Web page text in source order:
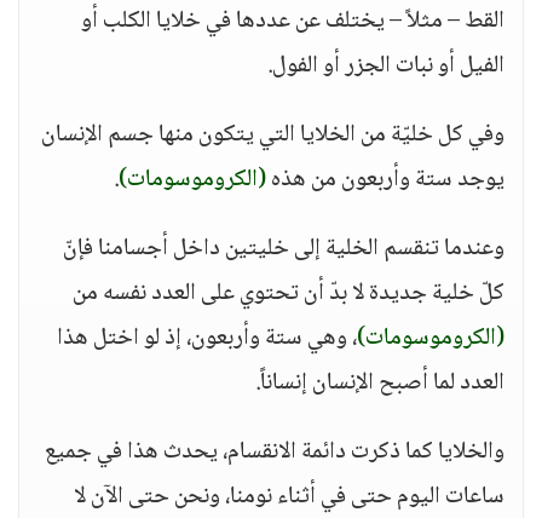
القط – مثلاً – يختلف عن عددها في خلايا الكلب أو
الفيل أو نبات الجزر أو الفول.
وفي كل خليّة من الخلايا التي يتكون منها جسم الإنسان
يوجد ستة وأربعون من هذه(الكروموسومات).
وعندما تنقسم الخلية إلى خليتين داخل أجسامنا فإنّ
كلّ خلية جديدة لا بدّ أن تحتوي على العدد نفسه من
(الكروموسومات)، وهي ستة وأربعون، إذ لو اختل هذا
العدد لما أصبح الإنسان إنساناً.
والخلايا كما ذكرت دائمة الانقسام، يحدث هذا في جميع
ساعات اليوم حتى في أثناء نومنا، ونحن حتى الآن لا